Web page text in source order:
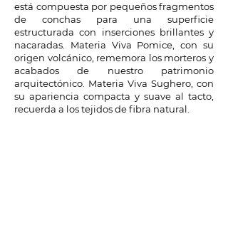
está compuesta por pequeños fragmentos
de conchas para una superficie
estructurada con inserciones brillantes y
nacaradas. Materia Viva Pomice, con su
origen volcánico, rememora los morteros y
acabados de nuestro patrimonio
arquitectónico. Materia Viva Sughero, con
su apariencia compacta y suave al tacto,
recuerda a los tejidos de fibra natural.